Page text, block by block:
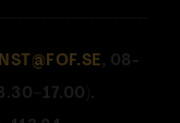
, 08-